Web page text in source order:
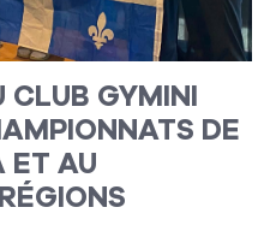
CLUB GYMINI
DE
ET AU